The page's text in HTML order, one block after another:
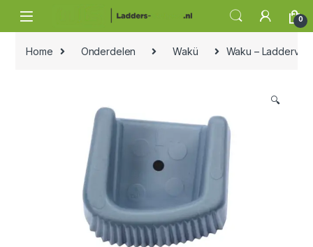
0
Home Onderdelen Wakü Waku –
🔍